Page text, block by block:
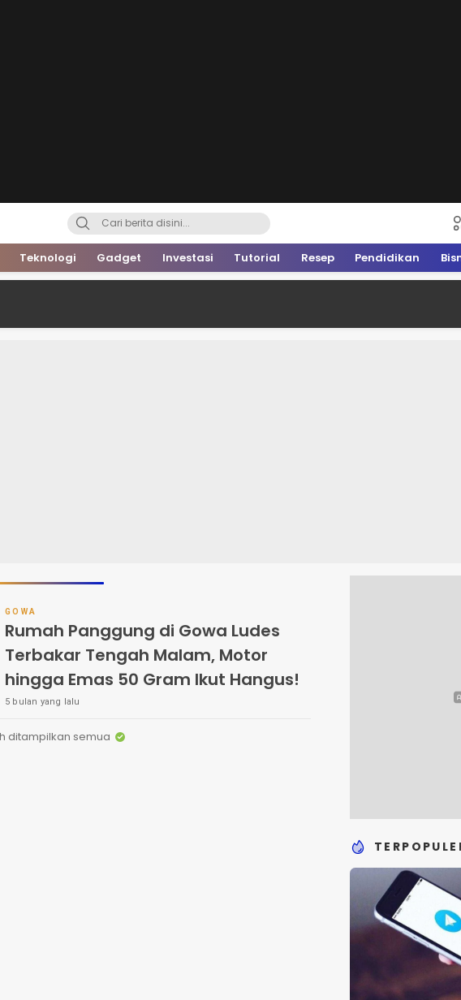
Teknologi Gadget Investasi Tutorial Resep Pendidikan
GOWA
Rumah Panggung di Gowa Ludes
Terbakar Tengah Malam, Motor
hingga Emas 50 Gram Ikut Hangus!
5 bulan yang lalu
ditampilkan semua